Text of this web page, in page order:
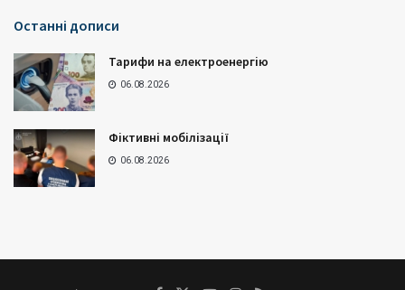
Останні дописи
Тарифи на електроенергію
06.08.2026
Фіктивні мобілізації
06.08.2026